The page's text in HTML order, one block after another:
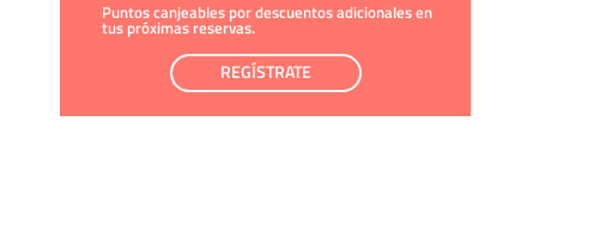
Puntos canjeables por descuentos adicionales en
tus próximas reservas.
REGÍSTRATE